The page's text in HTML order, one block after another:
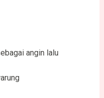
angin lalu